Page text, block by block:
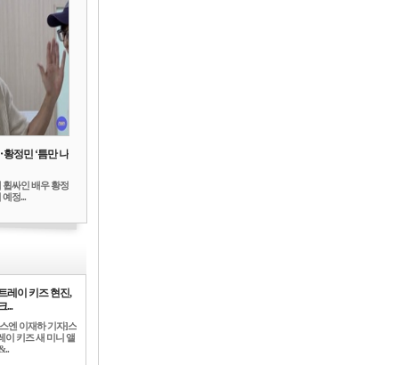
정민 ‘틈만 나
싸인 배우 황정
정...
레이 키즈 현진,
...
엔 이재하 기자]스
이 키즈 새 미니 앨